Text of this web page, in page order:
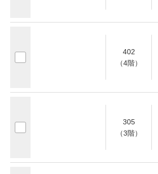
402
（4階）
305
（3階）